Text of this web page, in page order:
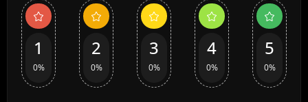
1
0%
2
0%
3
0%
4
0%
5
0%